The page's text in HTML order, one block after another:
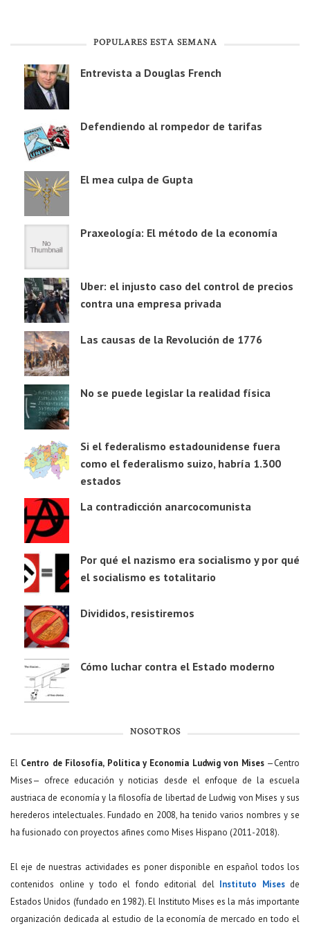
POPULARES ESTA SEMANA
Entrevista a Douglas French
Defendiendo al rompedor de tarifas
El mea culpa de Gupta
Praxeología: El método de la economía
Uber: el injusto caso del control de precios
contra una empresa privada
Las causas de la Revolución de 1776
No se puede legislar la realidad física
Si el federalismo estadounidense fuera
como el federalismo suizo, habría 1.300
estados
La contradicción anarcocomunista
Por qué el nazismo era socialismo y por qué
el socialismo es totalitario
Divididos, resistiremos
Cómo luchar contra el Estado moderno
NOSOTROS
El Centro de Filosofía, Política y Economía Ludwig von Mises—Centro
Mises— ofrece educación y noticias desde el enfoque de la escuela
austriaca de economía y la filosofía de libertad de Ludwig von Mises y sus
herederos intelectuales. Fundado en 2008, ha tenido varios nombres y se
ha fusionado con proyectos afines como Mises Hispano (2011-2018).
El eje de nuestras actividades es poner disponible en español todos los
contenidos online y todo el fondo editorial del Instituto Misesde
Estados Unidos (fundado en 1982). El Instituto Mises es la más importante
organización dedicada al estudio de la economía de mercado en todo el